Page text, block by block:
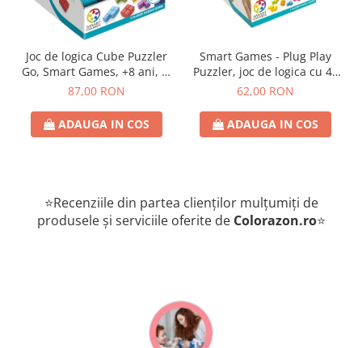
Joc de logica Cube Puzzler
Go, Smart Games, +8 ani, lb
romana
87,00 RON
ADAUGA IN COS
Smart Games - Plug Play
Puzzler, joc de logica cu 48
de provocari, 6+ ani, lb
62,00 RON
ADAUGA IN COS
⭐Recenziile din partea clienților mulțumiți de
produsele și serviciile oferite de Colorazon.ro⭐